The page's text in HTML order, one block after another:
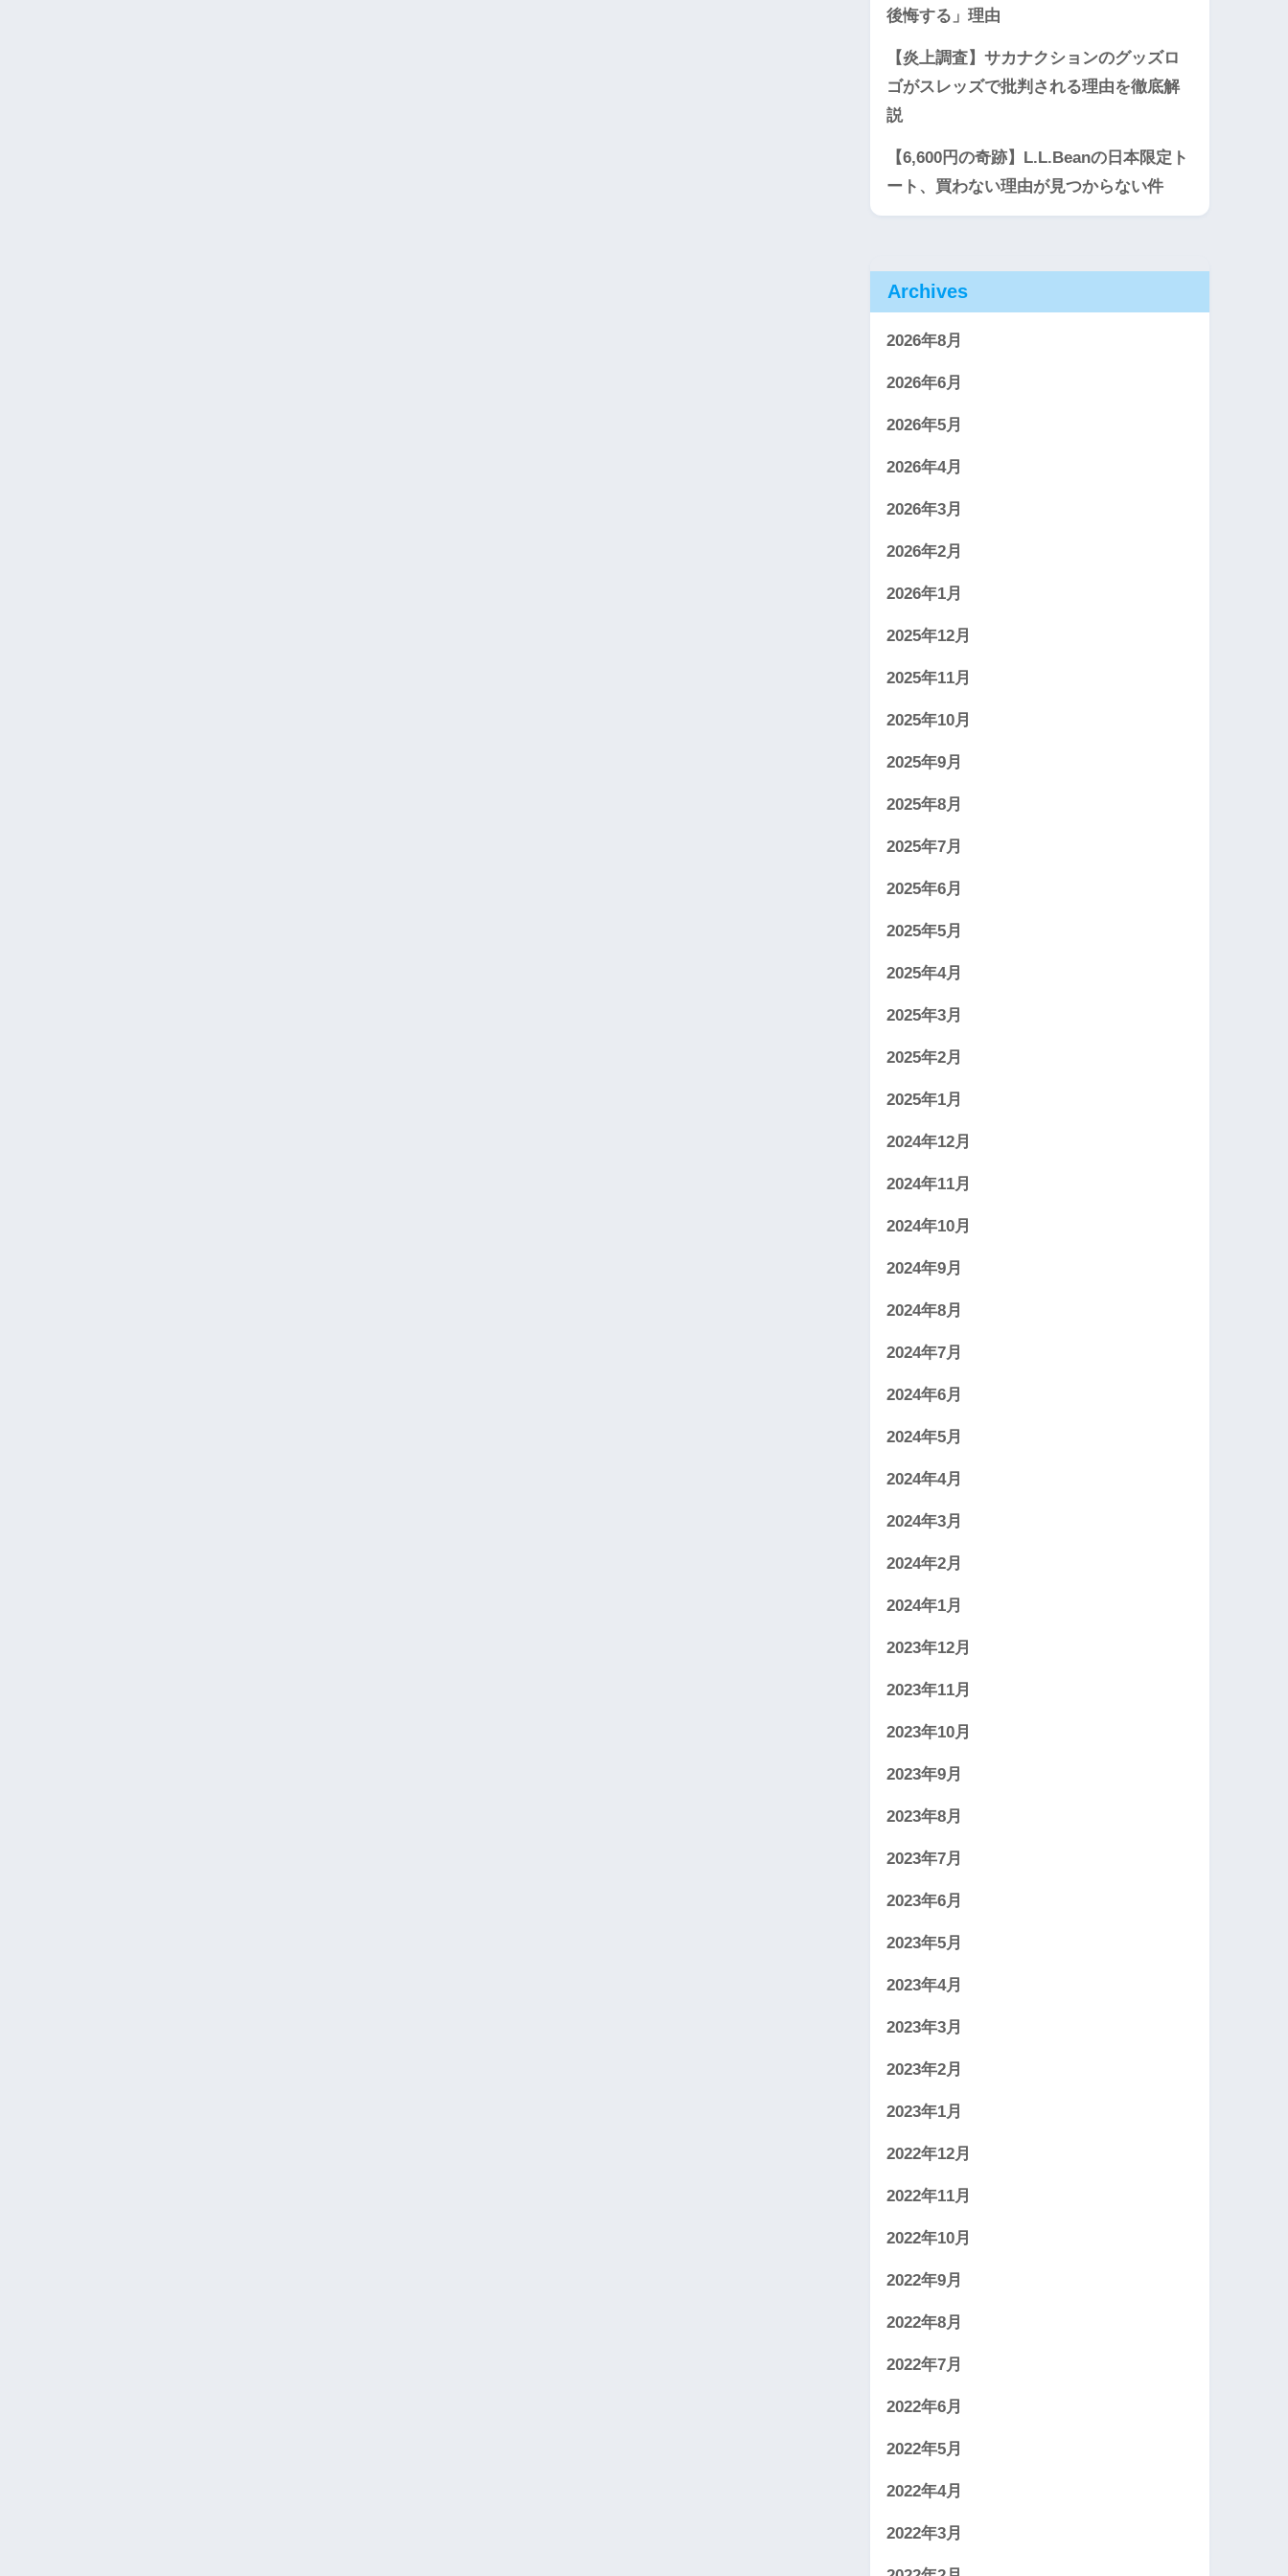
後悔する」理由
【炎上調査】サカナクションのグッズロ
ゴがスレッズで批判される理由を徹底解
説
【6,600円の奇跡】L.L.Beanの日本限定ト
ート、買わない理由が見つからない件
Archives
2026年8月
2026年6月
2026年5月
2026年4月
2026年3月
2026年2月
2026年1月
2025年12月
2025年11月
2025年10月
2025年9月
2025年8月
2025年7月
2025年6月
2025年5月
2025年4月
2025年3月
2025年2月
2025年1月
2024年12月
2024年11月
2024年10月
2024年9月
2024年8月
2024年7月
2024年6月
2024年5月
2024年4月
2024年3月
2024年2月
2024年1月
2023年12月
2023年11月
2023年10月
2023年9月
2023年8月
2023年7月
2023年6月
2023年5月
2023年4月
2023年3月
2023年2月
2023年1月
2022年12月
2022年11月
2022年10月
2022年9月
2022年8月
2022年7月
2022年6月
2022年5月
2022年4月
2022年3月